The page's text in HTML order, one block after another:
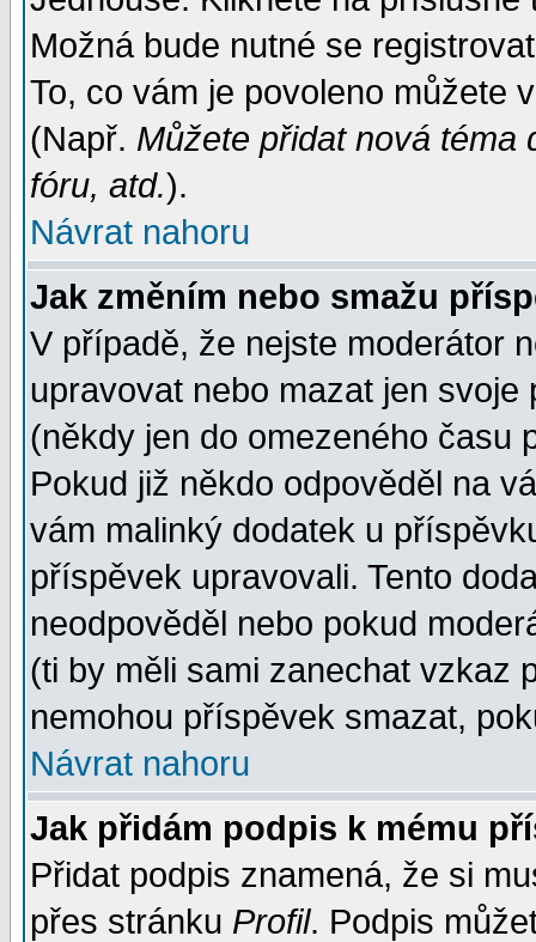
Možná bude nutné se
To, co vám je povoleno můžete
(Např. Můžete přidat nová téma
fóru, atd.).
Návrat nahoru
Jak změním nebo smažu
V případě, že nejste moderátor
upravovat nebo mazat jen
(někdy jen do omezeného
Pokud již někdo odpověděl na
vám malinký dodatek u
příspěvek upravovali. Tento
neodpověděl nebo pokud
(ti by měli sami zanechat vzkaz
nemohou příspěvek smazat,
Návrat nahoru
Jak přidám podpis k mému
Přidat podpis znamená, že si
přes stránku Profil. Podpis